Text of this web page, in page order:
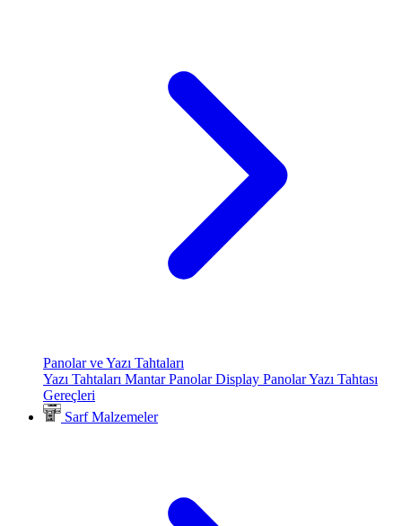
Panolar ve Yazı Tahtaları
Yazı Tahtaları Mantar PanolarDisplay PanolarYazı Tahtası
Gereçleri
Sarf Malzemeler